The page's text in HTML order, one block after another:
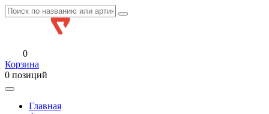
0
Корзина
0 позиций
Главная